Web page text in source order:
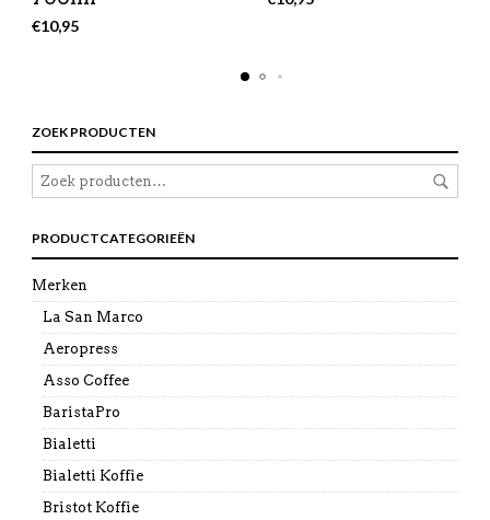
€10,95
ZOEK PRODUCTEN
PRODUCTCATEGORIEËN
Merken
La San Marco
Aeropress
Asso Coffee
BaristaPro
Bialetti
Bialetti Koffie
Bristot Koffie